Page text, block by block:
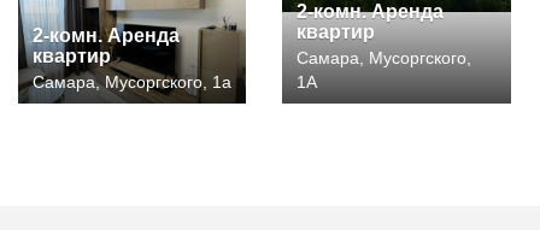
2-комн. Аренда
квартир
Самара, Мусоргского, 1а
2-комн. Аренда
квартир
Самара, Мусоргского,
1А